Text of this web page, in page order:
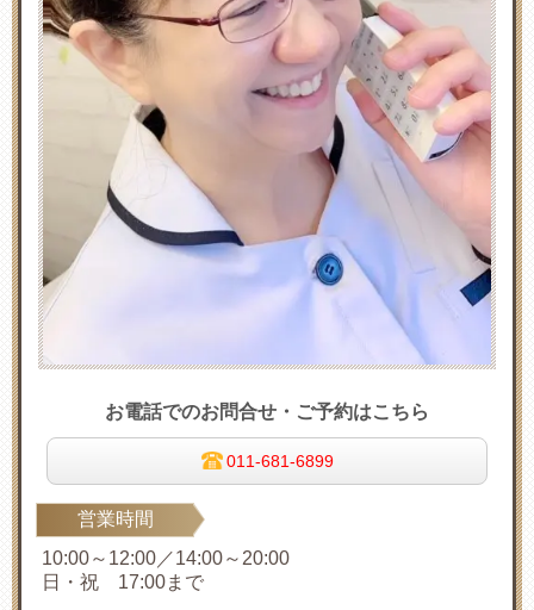
お電話でのお問合せ・ご予約はこちら
011-681-6899
営業時間
10:00～12:00／14:00～20:00
日・祝 17:00まで